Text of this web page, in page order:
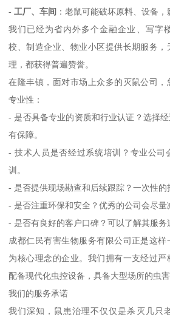
-工厂、车间 ：老鼠可能破坏原料、设备，
我们已经为省内外多个金融企业、写字
校、制造企业、物业小区提供长期服务
理，都获得普遍赞誉。
在隆丰镇，面对市场上众多的灭鼠公司
专业性：
- 是否具备专业的资质和行业认证？选择
有保障。
- 技术人员是否经过系统培训？专业公司
训。
- 是否提供现场勘查和后续跟踪？一次性的
- 是否注重环保和安全？优秀的公司会尽量
- 是否有良好的客户口碑？可以了解其服务
成都仁民有害生物服务有限公司正是这
为核心理念的企业。我们拥有一支经过严
配备现代化虫控设备，具备大型场所的虫害
我们的服务承诺
我们深知，鼠患治理不仅仅是杀灭几只